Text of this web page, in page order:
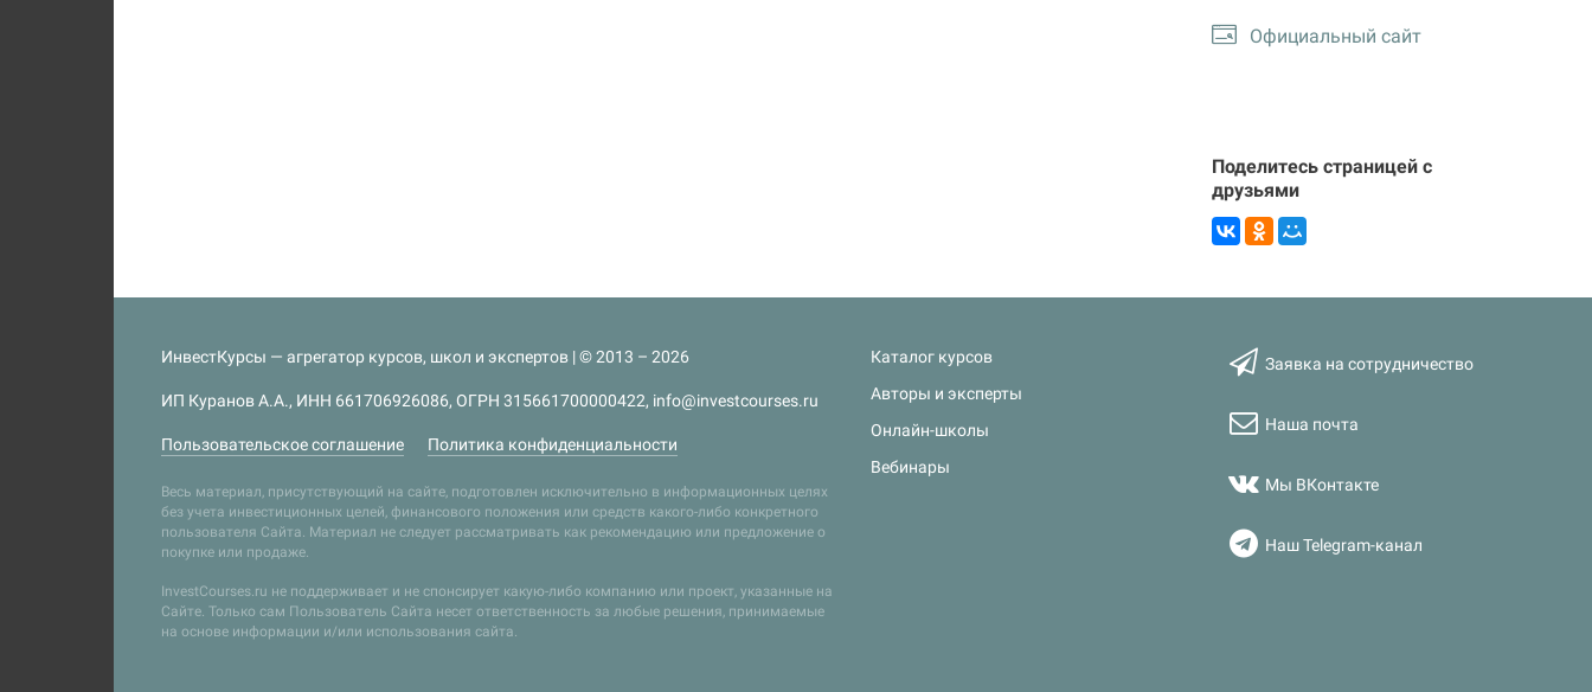
Официальный сайт
Поделитесь страницей с
друзьями
ИнвестКурсы — агрегатор курсов, школ и экспертов | © 2013 – 2026
ИП Куранов А.А., ИНН 661706926086, ОГРН 315661700000422, info@investcourses.ru
Пользовательское соглашение Политика конфиденциальности
Весь материал, присутствующий на сайте, подготовлен исключительно в информационных целях
без учета инвестиционных целей, финансового положения или средств какого-либо конкретного
пользователя Сайта. Материал не следует рассматривать как рекомендацию или предложение о
покупке или продаже.
InvestCourses.ru не поддерживает и не спонсирует какую-либо компанию или проект, указанные на
Сайте. Только сам Пользователь Сайта несет ответственность за любые решения, принимаемые
на основе информации и/или использования сайта.
Каталог курсов
Авторы и эксперты
Онлайн-школы
Вебинары
Заявка на сотрудничество
Наша почта
Мы ВКонтакте
Наш Telegram-канал